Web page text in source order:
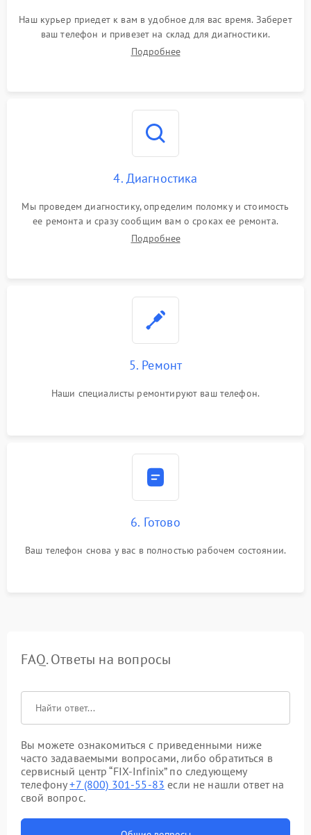
Наш курьер приедет к вам в удобное для вас время. Заберет
ваш телефон и привезет на склад для диагностики.
Подробнее
4. Диагностика
Мы проведем диагностику, определим поломку и стоимость
ее ремонта и сразу сообщим вам о сроках ее ремонта.
Подробнее
5. Ремонт
Наши специалисты ремонтируют ваш телефон.
6. Готово
Ваш телефон снова у вас в полностью рабочем состоянии.
FAQ. Ответы на вопросы
Вы можете ознакомиться с приведенными ниже
часто задаваемыми вопросами, либо обратиться в
сервисный центр “FIX-Infinix” по следующему
телефону+7 (800) 301-55-83 если не нашли ответ на
свой вопрос.